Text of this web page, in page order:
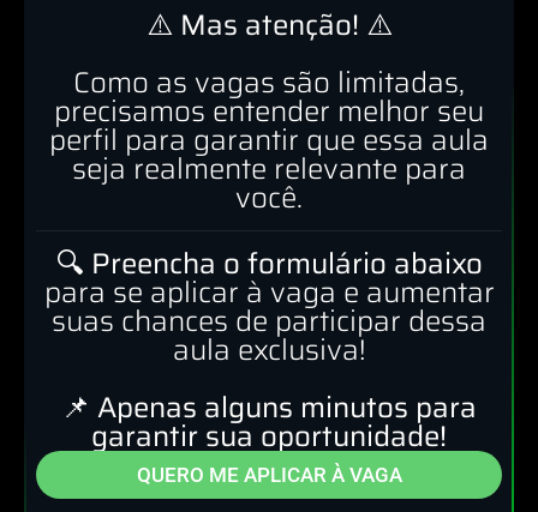
⚠️ Mas atenção! ⚠️
Como as vagas são limitadas,
precisamos entender melhor seu
perfil para garantir que essa aula
seja realmente relevante para
você.
🔍 Preencha o formulário abaixo
para se aplicar à vaga e aumentar
suas chances de participar dessa
aula exclusiva!
📌 Apenas alguns minutos para
garantir sua oportunidade!
QUERO ME APLICAR À VAGA